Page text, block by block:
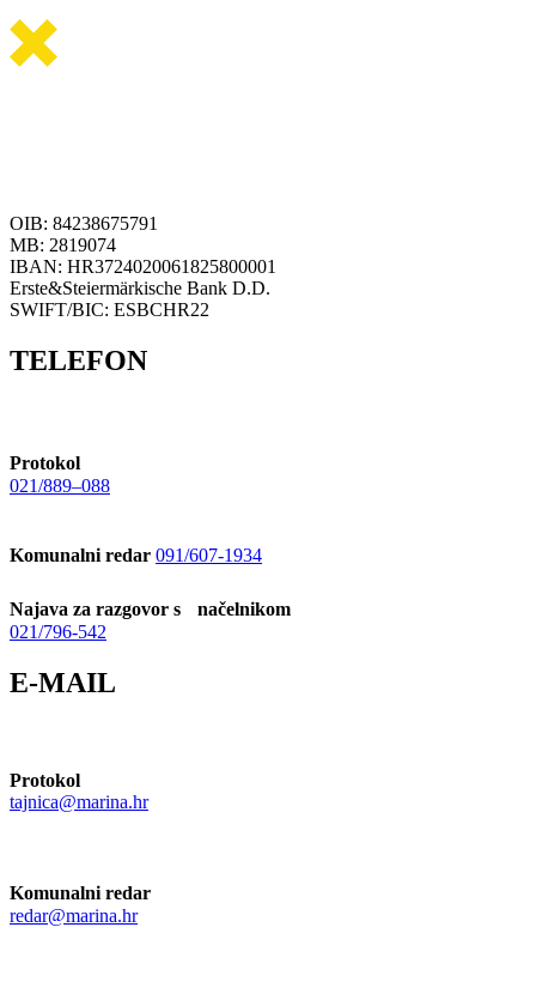
OIB: 84238675791
MB: 2819074
IBAN: HR3724020061825800001
Erste&Steiermärkische Bank D.D.
SWIFT/BIC: ESBCHR22
TELEFON
Protokol
021/889–088
Komunalni redar 091/607-1934
Najava za razgovor s načelnikom
021/796-542
E-MAIL
Protokol
tajnica@marina.hr
Komunalni redar
redar@marina.hr